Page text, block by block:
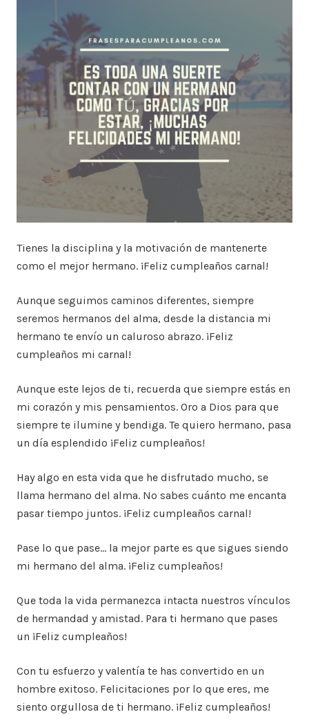
Tienes la disciplina y la motivación de mantenerte
como el mejor hermano. ¡Feliz cumpleaños carnal!
Aunque seguimos caminos diferentes, siempre
seremos hermanos del alma, desde la distancia mi
hermano te envío un caluroso abrazo. ¡Feliz
cumpleaños mi carnal!
Aunque este lejos de ti, recuerda que siempre estás en
mi corazón y mis pensamientos. Oro a Dios para que
siempre te ilumine y bendiga. Te quiero hermano, pasa
un día esplendido ¡Feliz cumpleaños!
Hay algo en esta vida que he disfrutado mucho, se
llama hermano del alma. No sabes cuánto me encanta
pasar tiempo juntos. ¡Feliz cumpleaños carnal!
Pase lo que pase… la mejor parte es que sigues siendo
mi hermano del alma. ¡Feliz cumpleaños!
Que toda la vida permanezca intacta nuestros vínculos
de hermandad y amistad. Para ti hermano que pases
un ¡Feliz cumpleaños!
Con tu esfuerzo y valentía te has convertido en un
hombre exitoso. Felicitaciones por lo que eres, me
siento orgullosa de ti hermano. ¡Feliz cumpleaños!